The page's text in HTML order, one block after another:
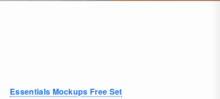
Essentials Mockups Free Set